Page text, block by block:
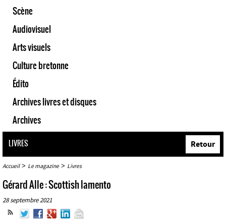
Scène
Audiovisuel
Arts visuels
Culture bretonne
Édito
Archives livres et disques
Archives
LIVRES
Accueil> Le magazine> Livres
Retour
Gérard Alle : Scottish lamento
28 septembre 2021